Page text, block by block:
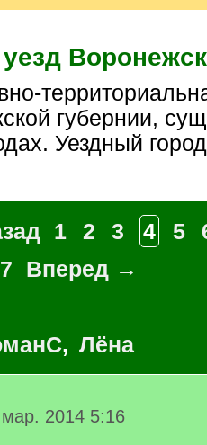
губернии,
Уездный
1 2 3 4 5
Вперед →
, Лёна
2014 5:16